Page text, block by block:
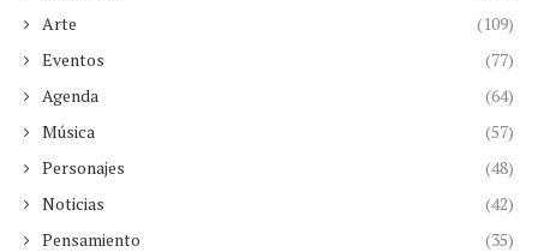
Arte
(109)
Eventos
(77)
Agenda
(64)
Música
(57)
Personajes
(48)
Noticias
(42)
Pensamiento
(35)